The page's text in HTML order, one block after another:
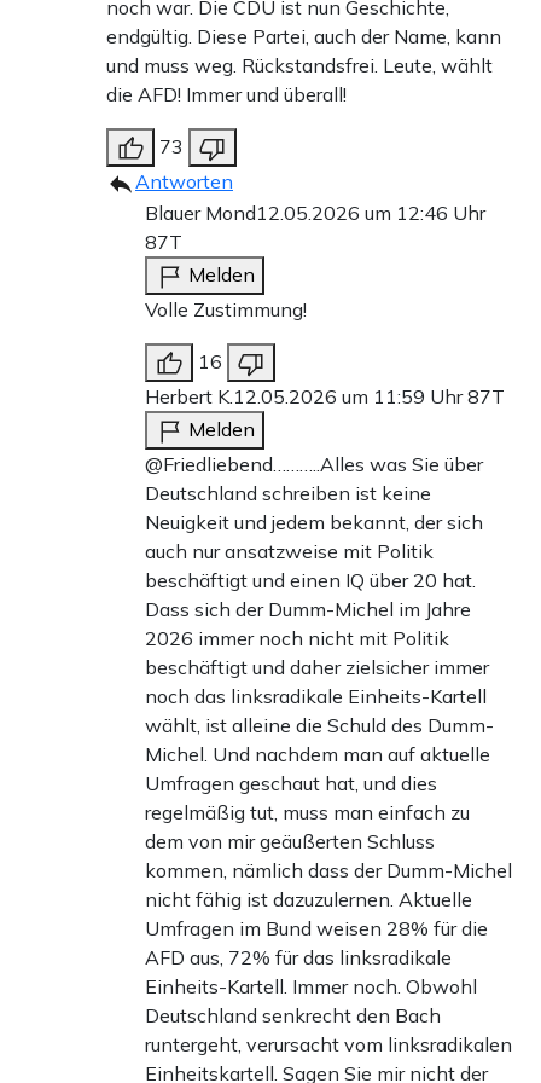
noch war. Die CDU ist nun Geschichte,
endgültig. Diese Partei, auch der Name, kann
und muss weg. Rückstandsfrei. Leute, wählt
die AFD! Immer und überall!
73
Antworten
Blauer Mond12.05.2026 um 12:46 Uhr
87T
Melden
Volle Zustimmung!
16
Herbert K.12.05.2026 um 11:59 Uhr87T
Melden
@Friedliebend………..Alles was Sie über
Deutschland schreiben ist keine
Neuigkeit und jedem bekannt, der sich
auch nur ansatzweise mit Politik
beschäftigt und einen IQ über 20 hat.
Dass sich der Dumm-Michel im Jahre
2026 immer noch nicht mit Politik
beschäftigt und daher zielsicher immer
noch das linksradikale Einheits-Kartell
wählt, ist alleine die Schuld des Dumm-
Michel. Und nachdem man auf aktuelle
Umfragen geschaut hat, und dies
regelmäßig tut, muss man einfach zu
dem von mir geäußerten Schluss
kommen, nämlich dass der Dumm-Michel
nicht fähig ist dazuzulernen. Aktuelle
Umfragen im Bund weisen 28% für die
AFD aus, 72% für das linksradikale
Einheits-Kartell. Immer noch. Obwohl
Deutschland senkrecht den Bach
runtergeht, verursacht vom linksradikalen
Einheitskartell. Sagen Sie mir nicht der